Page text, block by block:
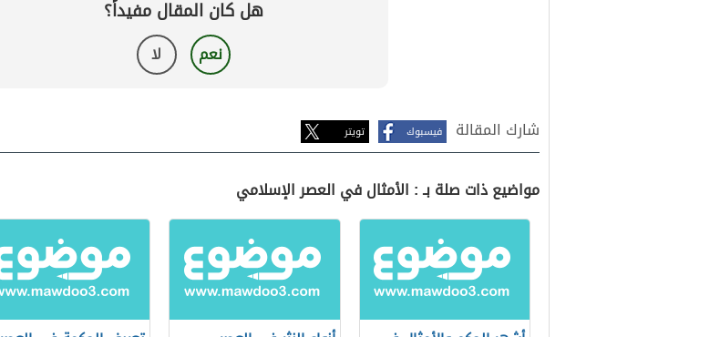
هل كان المقال مفيداً؟
نعم لا
شارك المقالة فيسبوك تويتر
مواضيع ذات صلة بـ : الأمثال في العصر الإسلامي